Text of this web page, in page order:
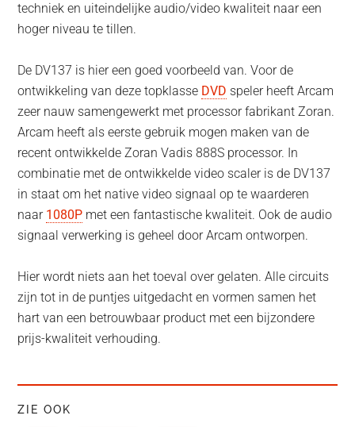
techniek en uiteindelijke audio/video kwaliteit naar een
hoger niveau te tillen.
De DV137 is hier een goed voorbeeld van. Voor de
ontwikkeling van deze topklasse DVD speler heeft Arcam
zeer nauw samengewerkt met processor fabrikant Zoran.
Arcam heeft als eerste gebruik mogen maken van de
recent ontwikkelde Zoran Vadis 888S processor. In
combinatie met de ontwikkelde video scaler is de DV137
in staat om het native video signaal op te waarderen
naar 1080P met een fantastische kwaliteit. Ook de audio
signaal verwerking is geheel door Arcam ontworpen.
Hier wordt niets aan het toeval over gelaten. Alle circuits
zijn tot in de puntjes uitgedacht en vormen samen het
hart van een betrouwbaar product met een bijzondere
prijs-kwaliteit verhouding.
ZIE OOK